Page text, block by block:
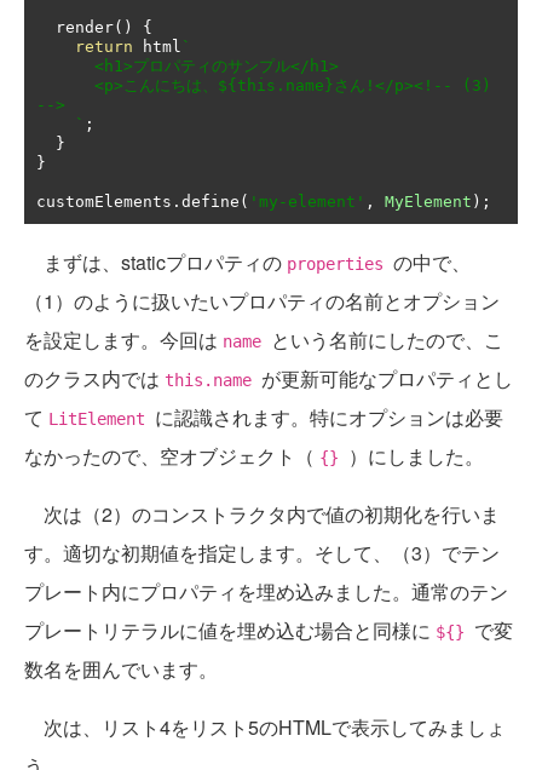
  render
()
{
return html `
-->
    `
;
}
}
customElements . define ( 'my-element' , MyElement );
まずは、staticプロパティの properties の中で、
（1）のように扱いたいプロパティの名前とオプション
を設定します。今回は name
という名前にしたので、こ
のクラス内では this.name が更新可能なプロパティとし
て LitElement に認識されます。特にオプションは必要
なかったので、空オブジェクト（ {} ）にしました。
次は（2）のコンストラクタ内で値の初期化を行いま
す。適切な初期値を指定します。そして、（3）でテン
プレート内にプロパティを埋め込みました。通常のテン
プレートリテラルに値を埋め込む場合と同様に ${} で変
数名を囲んでいます。
次は、リスト4をリスト5のHTMLで表示してみましょ